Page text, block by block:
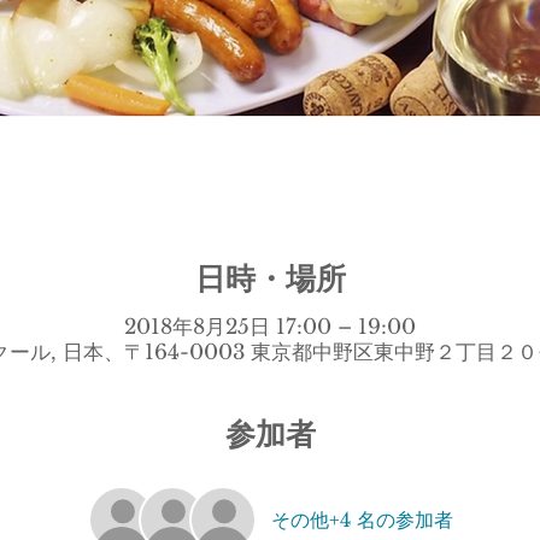
日時・場所
2018年8月25日 17:00 – 19:00
ール, 日本、〒164-0003 東京都中野区東中野２丁目２
参加者
その他+4 名の参加者